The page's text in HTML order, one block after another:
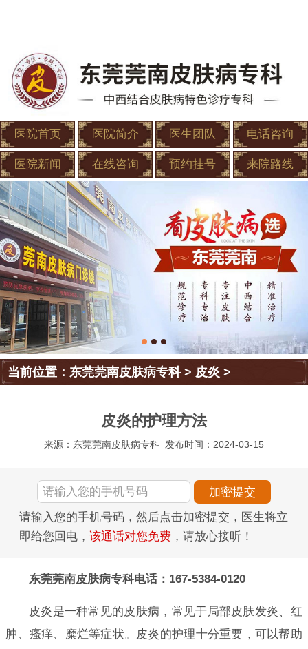
医院首页 医院简介 医生团队 电话咨询
医院新闻 在线咨询 预约挂号 来院路线
当前位置：东莞莞南皮肤病专科> 皮炎 >
皮炎的护理方法
来源：东莞莞南皮肤病专科 发布时间：2024-03-15
请输入您的手机号码，然后点击加密提交，医生将立
即给您回电， 该通话对您免费 ，请放心接听！
东莞莞南皮肤病专科电话：167-5384-0120
皮炎是一种常见的皮肤病，常见于局部皮肤发炎、红
肿、瘙痒、糜烂等症状。皮炎的护理十分重要，可以帮助